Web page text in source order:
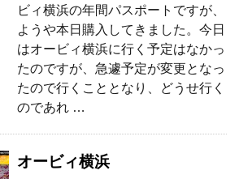
ビィ横浜の年間パスポートですが、
ようや本日購入してきました。今日
はオービィ横浜に行く予定はなかっ
たのですが、急遽予定が変更となっ
たので行くこととなり、どうせ行く
のであれ …
オービィ横浜